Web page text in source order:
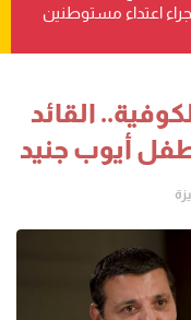
اعتداء مستوطنين
القائد
أيوب جنيد